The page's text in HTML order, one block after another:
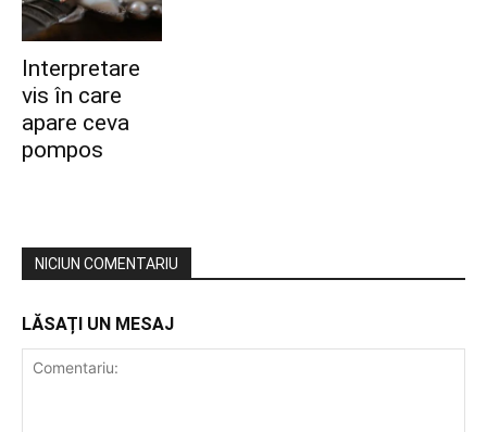
Interpretare
vis în care
apare ceva
pompos
NICIUN COMENTARIU
LĂSAȚI UN MESAJ